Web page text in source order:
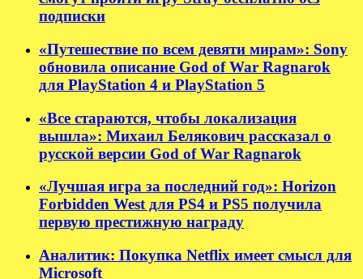
подписки
«Путешествие по всем девяти мирам»: Sony
обновила описание God of War Ragnarok
для PlayStation 4 и PlayStation 5
«Все стараются, чтобы локализация
вышла»: Михаил Белякович рассказал о
русской версии God of War Ragnarok
«Лучшая игра за последний год»: Horizon
Forbidden West для PS4 и PS5 получила
первую престижную награду
Аналитик: Покупка Netflix имеет смысл для
Microsoft